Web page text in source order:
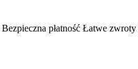
Bezpieczna płatność Łatwe zwroty